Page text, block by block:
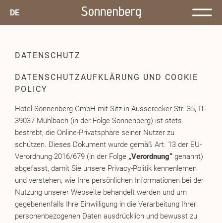
DE
DATENSCHUTZ
DATENSCHUTZAUFKLÄRUNG UND COOKIE
POLICY
Hotel Sonnenberg GmbH mit Sitz in Ausserecker Str. 35, IT-
39037 Mühlbach (in der Folge Sonnenberg) ist stets
bestrebt, die Online-Privatsphäre seiner Nutzer zu
schützen. Dieses Dokument wurde gemäß Art. 13 der EU-
Verordnung 2016/679 (in der Folge „Verordnung“ genannt)
abgefasst, damit Sie unsere Privacy-Politik kennenlernen
und verstehen, wie Ihre persönlichen Informationen bei der
Nutzung unserer Webseite behandelt werden und um
gegebenenfalls Ihre Einwilligung in die Verarbeitung Ihrer
personenbezogenen Daten ausdrücklich und bewusst zu